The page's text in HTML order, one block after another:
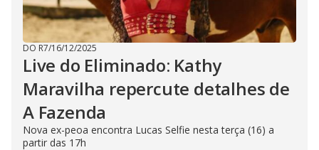
DO R7/16/12/2025
Live do Eliminado: Kathy
Maravilha repercute detalhes de
A Fazenda
Nova ex-peoa encontra Lucas Selfie nesta terça (16) a
partir das 17h